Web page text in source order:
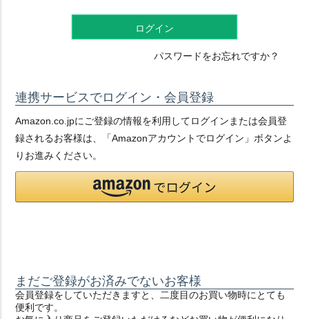
ログイン
パスワードをお忘れですか？
連携サービスでログイン・会員登録
Amazon.co.jpにご登録の情報を利用してログインまたは会員登
録されるお客様は、「Amazonアカウントでログイン」ボタンよ
りお進みください。
まだご登録がお済みでないお客様
会員登録をしていただきますと、二度目のお買い物時にとても
便利です。